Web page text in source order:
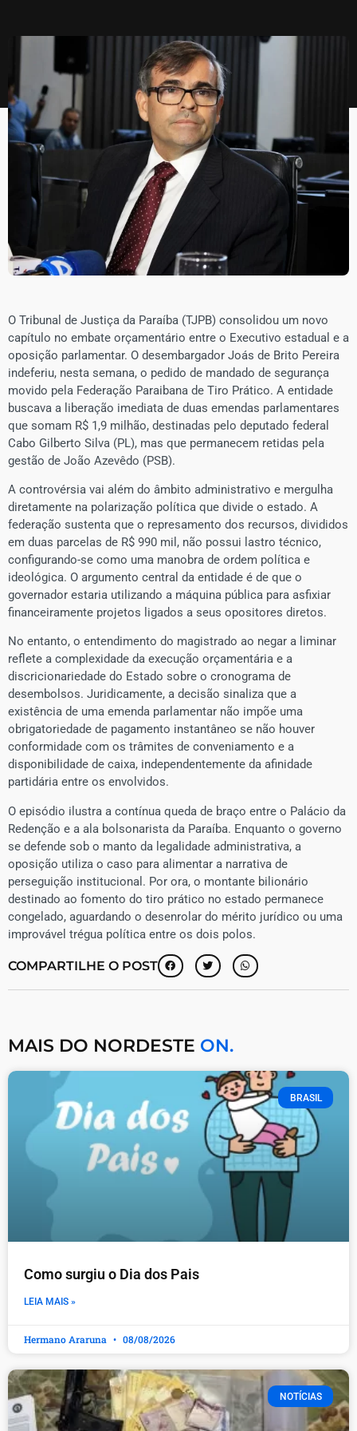
​O Tribunal de Justiça da Paraíba (TJPB) consolidou um novo
capítulo no embate orçamentário entre o Executivo estadual e a
oposição parlamentar. O desembargador Joás de Brito Pereira
indeferiu, nesta semana, o pedido de mandado de segurança
movido pela Federação Paraibana de Tiro Prático. A entidade
buscava a liberação imediata de duas emendas parlamentares
que somam R$ 1,9 milhão, destinadas pelo deputado federal
Cabo Gilberto Silva (PL), mas que permanecem retidas pela
gestão de João Azevêdo (PSB).
A controvérsia vai além do âmbito administrativo e mergulha
diretamente na polarização política que divide o estado. A
federação sustenta que o represamento dos recursos, divididos
em duas parcelas de R$ 990 mil, não possui lastro técnico,
configurando-se como uma manobra de ordem política e
ideológica. O argumento central da entidade é de que o
governador estaria utilizando a máquina pública para asfixiar
financeiramente projetos ligados a seus opositores diretos.
No entanto, o entendimento do magistrado ao negar a liminar
reflete a complexidade da execução orçamentária e a
discricionariedade do Estado sobre o cronograma de
desembolsos. Juridicamente, a decisão sinaliza que a
existência de uma emenda parlamentar não impõe uma
obrigatoriedade de pagamento instantâneo se não houver
conformidade com os trâmites de conveniamento e a
disponibilidade de caixa, independentemente da afinidade
partidária entre os envolvidos.
O episódio ilustra a contínua queda de braço entre o Palácio da
Redenção e a ala bolsonarista da Paraíba. Enquanto o governo
se defende sob o manto da legalidade administrativa, a
oposição utiliza o caso para alimentar a narrativa de
perseguição institucional. Por ora, o montante bilionário
destinado ao fomento do tiro prático no estado permanece
congelado, aguardando o desenrolar do mérito jurídico ou uma
improvável trégua política entre os dois polos.
COMPARTILHE O POST
MAIS DO NORDESTE ON.
BRASIL
Como surgiu o Dia dos Pais
LEIA MAIS »
Hermano Araruna 08/08/2026
NOTÍCIAS